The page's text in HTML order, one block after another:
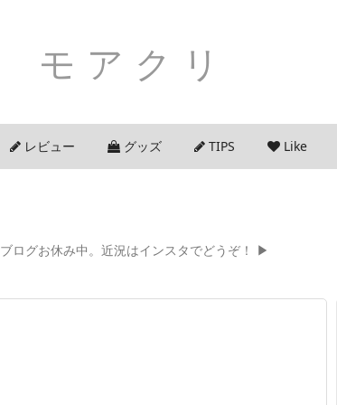
モアクリ
レビュー グッズ TIPS Like
ブログお休み中。近況はインスタでどうぞ！ ▶